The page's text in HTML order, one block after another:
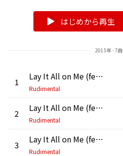
はじめから再生
2015年 - 7曲
1 Lay It All on Me (feat. Ed Sheeran) [Robin Schulz Extended Remix]
Rudimental
2 Lay It All on Me (feat. Ed Sheeran) [Eats Everything Remix]
Rudimental
3 Lay It All on Me (feat. Ed Sheeran) [Sultan + Shepard Remix]
Rudimental